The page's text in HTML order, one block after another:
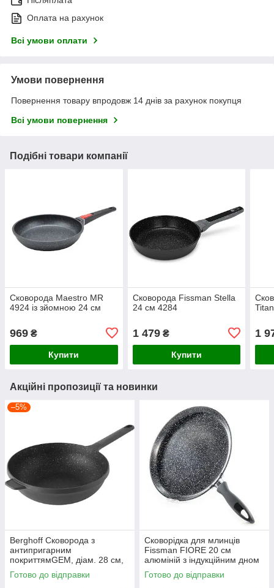
Оплата на рахунок
Всі умови оплати
Умови повернення
Повернення товару впродовж 14 днів за рахунок покупця
Всі умови повернення
Подібні товари компанії
Сковорода Maestro MR
4924 із зйомною 24 см
969 ₴
Купити
Сковорода Fissman Stella
24 см 4284
1 479₴
Купити
1
Акційні пропозиції та новинки
–5%
Berghoff Сковорода з
антипригарним
покриттямGEM, діам. 28 см,
3,9 л
Готово до відправки
Сковорідка для млинців
Fissman FIORE 20 см
алюміній з індукційним дном
AL-4463.20
Готово до відправки